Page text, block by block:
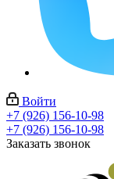
Войти
+7 (926) 156-10-98
+7 (926) 156-10-98
Заказать звонок